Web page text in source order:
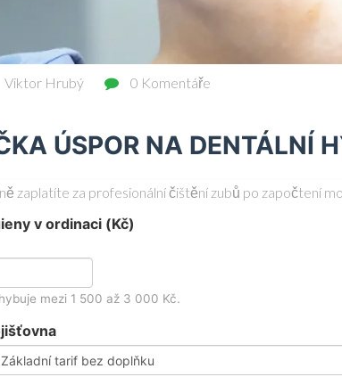
Viktor Hrubý 0 Komentáře
ÚSPOR NA DENTÁLNÍ
zaplatíte za profesionální čištění zubů po započtení
v ordinaci (Kč)
mezi 1 500 až 3 000 Kč.